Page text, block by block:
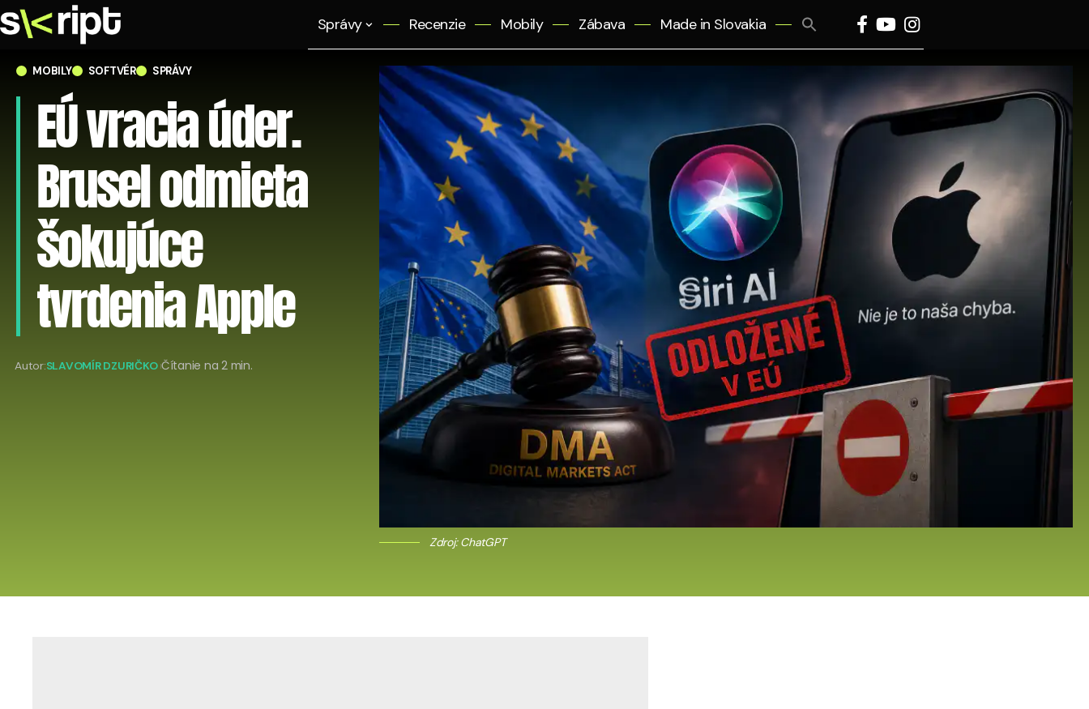
Správy Recenzie Mobily Zábava Made in Slovakia
Search
MOBILY SOFTVÉR SPRÁVY
EÚ vracia úder.
Brusel odmieta
šokujúce
tvrdenia Apple
Autor:SLAVOMÍR DZURIČKO Čítanie na 2 min.
Zdroj: ChatGPT